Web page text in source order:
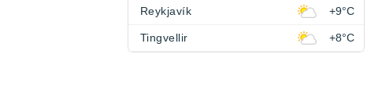
Reykjavík +9°C
Tingvellir +8°C